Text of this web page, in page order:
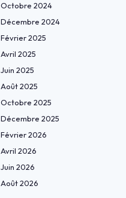
Octobre 2024
Décembre 2024
Février 2025
Avril 2025
Juin 2025
Août 2025
Octobre 2025
Décembre 2025
Février 2026
Avril 2026
Juin 2026
Août 2026